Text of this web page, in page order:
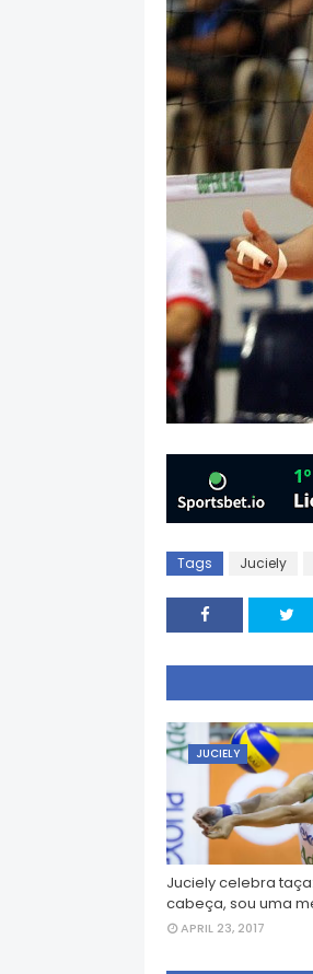
Tags Juciely
JUCIELY
Juciely celebra
cabeça, sou uma
APRIL 23, 2017